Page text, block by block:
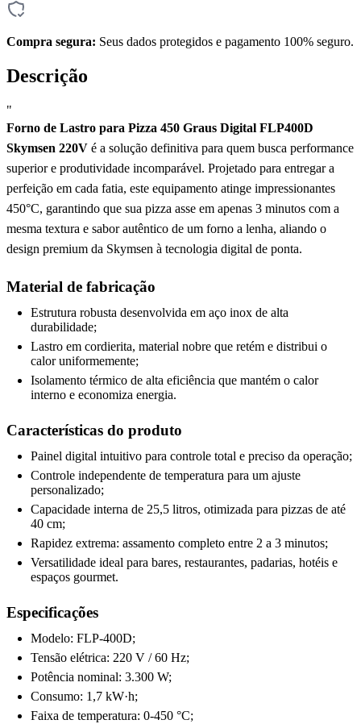
Compra segura: Seus dados protegidos e pagamento 100% seguro.
Descrição
"
Forno de Lastro para Pizza 450 Graus Digital FLP400D
Skymsen 220V é a solução definitiva para quem busca performance
superior e produtividade incomparável. Projetado para entregar a
perfeição em cada fatia, este equipamento atinge impressionantes
450°C, garantindo que sua pizza asse em apenas 3 minutos com a
mesma textura e sabor autêntico de um forno a lenha, aliando o
design premium da Skymsen à tecnologia digital de ponta.
Material de fabricação
Estrutura robusta desenvolvida em aço inox de alta
durabilidade;
Lastro em cordierita, material nobre que retém e distribui o
calor uniformemente;
Isolamento térmico de alta eficiência que mantém o calor
interno e economiza energia.
Características do produto
Painel digital intuitivo para controle total e preciso da operação;
Controle independente de temperatura para um ajuste
personalizado;
Capacidade interna de 25,5 litros, otimizada para pizzas de até
40 cm;
Rapidez extrema: assamento completo entre 2 a 3 minutos;
Versatilidade ideal para bares, restaurantes, padarias, hotéis e
espaços gourmet.
Especificações
Modelo: FLP-400D;
Tensão elétrica: 220 V / 60 Hz;
Potência nominal: 3.300 W;
Consumo: 1,7 kW·h;
Faixa de temperatura: 0-450 °C;